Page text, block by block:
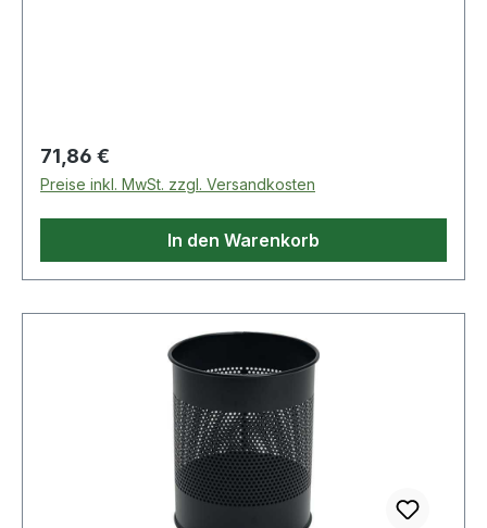
Regulärer Preis:
71,86 €
Preise inkl. MwSt. zzgl. Versandkosten
In den Warenkorb